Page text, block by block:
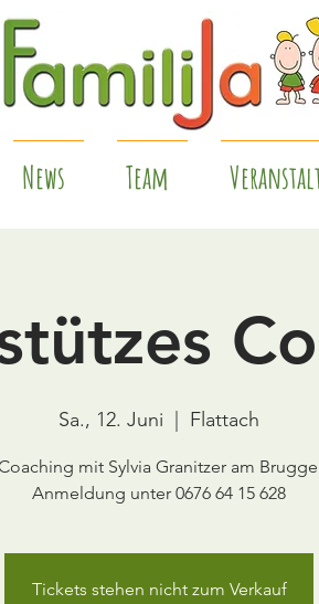
News Team
Sa., 12. Juni Flattach
mit Sylvia Granitzer am
Anmeldung unter 0676 64 15 628
Tickets stehen nicht zum Verkauf